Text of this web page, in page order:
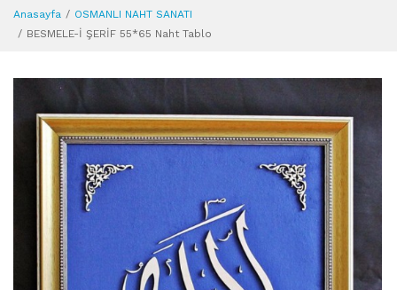
Anasayfa
OSMANLI NAHT SANATI
BESMELE-İ ŞERİF 55*65 Naht Tablo